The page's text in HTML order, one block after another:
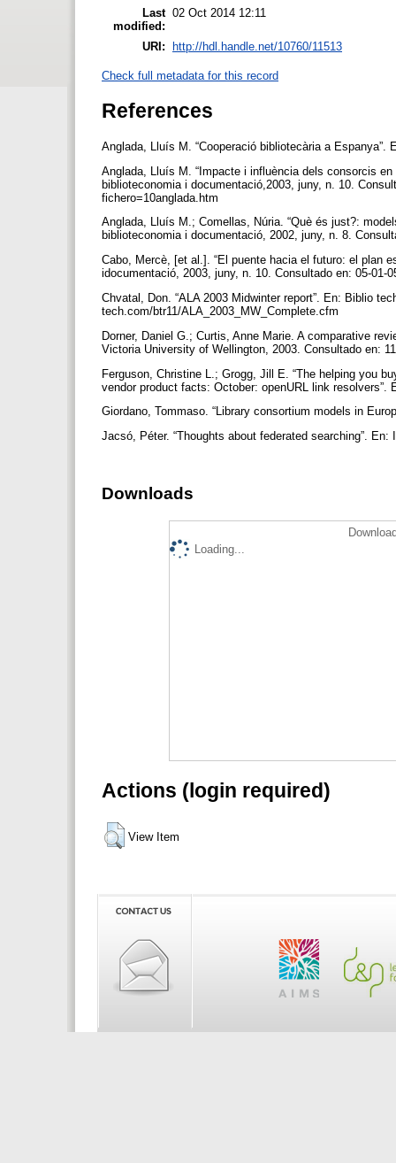
Last
modified:
02 Oct 2014 12:11
URI: http://hdl.handle.net/10760/11513
Check full metadata for this record
References
Anglada, Lluís M. “Cooperació bibliotecària a
Anglada, Lluís M. “Impacte i influència dels consorcis
biblioteconomia i documentació,2003, juny, n. 10.
fichero=10anglada.htm
Anglada, Lluís M.; Comellas, Núria. “Què és just?:
biblioteconomia i documentació, 2002, juny, n. 8.
Cabo, Mercè, [et al.]. “El puente hacia el futuro: el plan
idocumentació, 2003, juny, n. 10. Consultado en: 05-
Chvatal, Don. “ALA 2003 Midwinter report”. En: Biblio
tech.com/btr11/ALA_2003_MW_Complete.cfm
Dorner, Daniel G.; Curtis, Anne Marie. A comparative
Victoria University of Wellington, 2003. Consultado en:
Ferguson, Christine L.; Grogg, Jill E. “The helping you
vendor product facts: October: openURL link
Giordano, Tommaso. “Library consortium models in
Jacsó, Péter. “Thoughts about federated searching”.
Downloads
Loading...
Actions (login required)
View Item